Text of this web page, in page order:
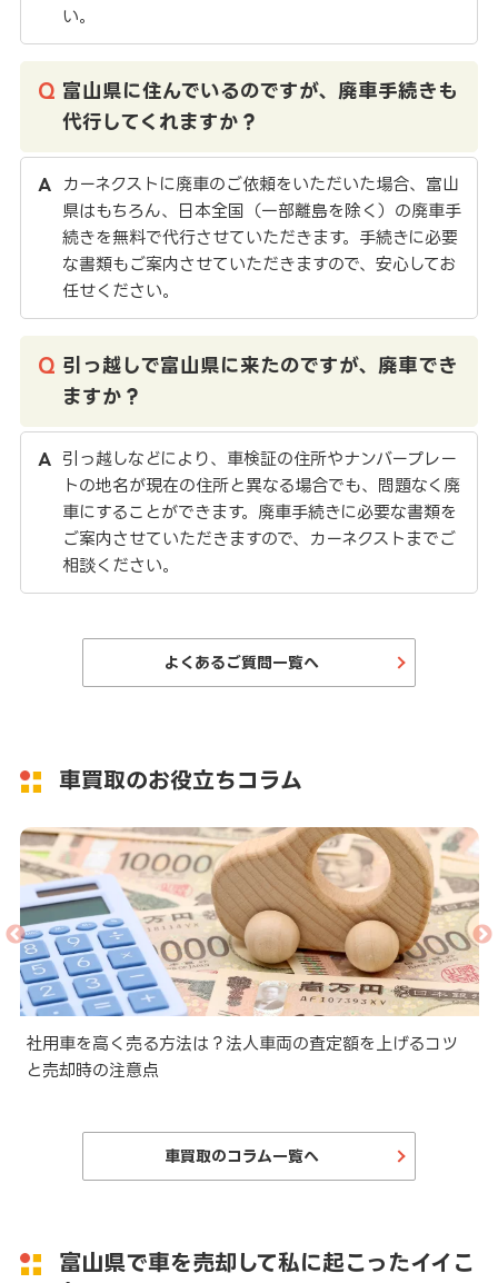
い。
富山県に住んでいるのですが、廃車手続きも
代行してくれますか？
カーネクストに廃車のご依頼をいただいた場合、富山
県はもちろん、日本全国（一部離島を除く）の廃車手
続きを無料で代行させていただきます。手続きに必要
な書類もご案内させていただきますので、安心してお
任せください。
引っ越しで富山県に来たのですが、廃車でき
ますか？
引っ越しなどにより、車検証の住所やナンバープレー
トの地名が現在の住所と異なる場合でも、問題なく廃
車にすることができます。廃車手続きに必要な書類を
ご案内させていただきますので、カーネクストまでご
相談ください。
よくあるご質問一覧へ
車買取のお役立ちコラム
社用車を高く売る方法は？法人車両の査定額を上げるコツ
と売却時の注意点
車買取のコラム一覧へ
富山県で車を売却して私に起こったイイこ